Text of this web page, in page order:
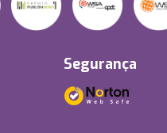
Segurança